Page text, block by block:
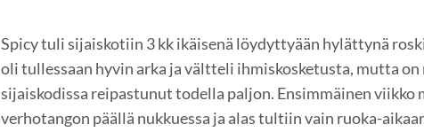
Spicy tuli sijaiskotiin 3 kk ikäisenä löydyttyään hylättynä
oli tullessaan hyvin arka ja vältteli ihmiskosketusta, mutta on
sijaiskodissa reipastunut todella paljon. Ensimmäinen viikko
verhotangon päällä nukkuessa ja alas tultiin vain ruoka-